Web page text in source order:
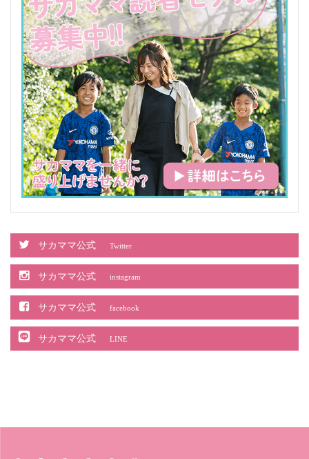
サカママ公式 Twitter
サカママ公式 instagram
サカママ公式 facebook
サカママ公式 LINE